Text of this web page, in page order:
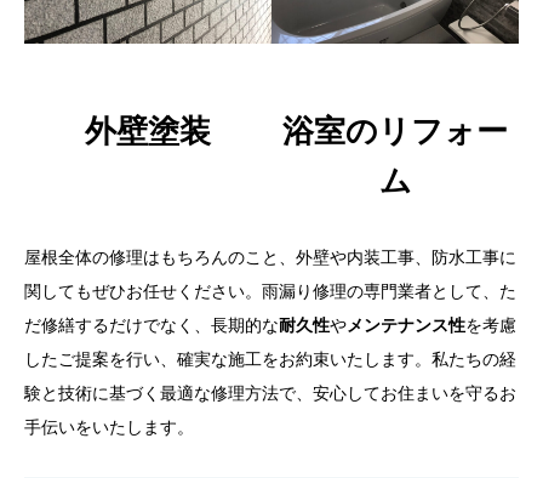
外壁塗装
浴室のリフォー
ム
屋根全体の修理はもちろんのこと、外壁や内装工事、防水工事に
関してもぜひお任せください。雨漏り修理の専門業者として、た
だ修繕するだけでなく、長期的な耐久性やメンテナンス性を考慮
したご提案を行い、確実な施工をお約束いたします。私たちの経
験と技術に基づく最適な修理方法で、安心してお住まいを守るお
手伝いをいたします。